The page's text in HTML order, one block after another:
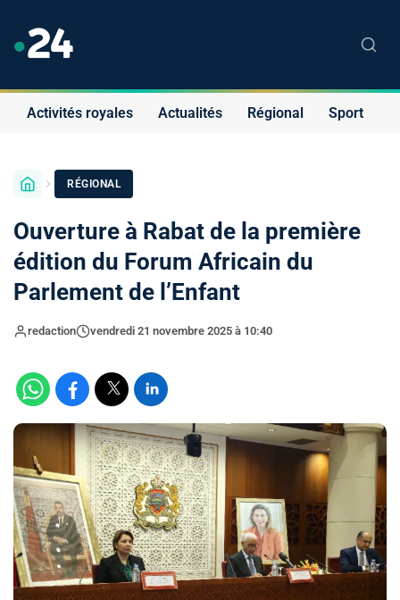
Activités royales Actualités Régional Sport
RÉGIONAL
Ouverture à Rabat de la première
édition du Forum Africain du
Parlement de l’Enfant
redaction vendredi 21 novembre 2025 à 10:40